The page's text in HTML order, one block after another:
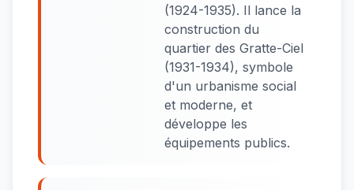
(1924-1935). Il lance la
construction du
quartier des Gratte-Ciel
(1931-1934), symbole
d'un urbanisme social
et moderne, et
développe les
équipements publics.